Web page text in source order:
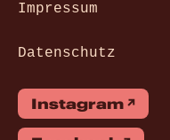
Impressum
Datenschutz
Instagram